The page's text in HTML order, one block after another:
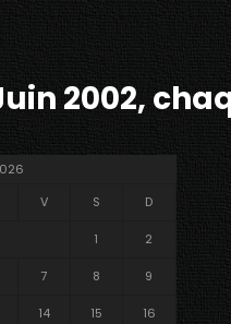
2002,
V S D
1 2
7 8 9
14 15 16